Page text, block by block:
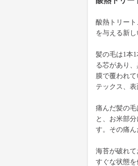
酸熱トリー
を与える新
髪の毛は1本
る芯があり
膜で覆われ
テックス、表
痛んだ髪の
と、お米部
す。その痛ん
海苔が破れ
すぐな状態